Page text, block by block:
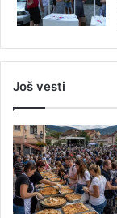
Još vesti